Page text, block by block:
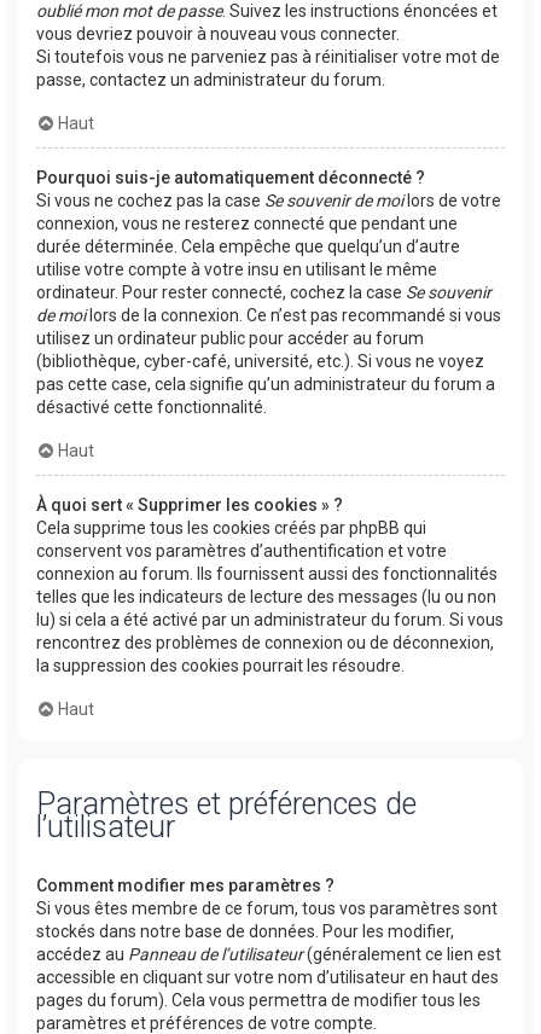
oublié mon mot de passe. Suivez les instructions énoncées et
vous devriez pouvoir à nouveau vous connecter.
Si toutefois vous ne parveniez pas à réinitialiser votre mot de
passe, contactez un administrateur du forum.
Haut
Pourquoi suis-je automatiquement déconnecté ?
Si vous ne cochez pas la case Se souvenir de moilors de votre
connexion, vous ne resterez connecté que pendant une
durée déterminée. Cela empêche que quelqu’un d’autre
utilise votre compte à votre insu en utilisant le même
ordinateur. Pour rester connecté, cochez la case Se souvenir
de moilors de la connexion. Ce n’est pas recommandé si vous
utilisez un ordinateur public pour accéder au forum
(bibliothèque, cyber-café, université, etc.). Si vous ne voyez
pas cette case, cela signifie qu’un administrateur du forum a
désactivé cette fonctionnalité.
Haut
À quoi sert « Supprimer les cookies » ?
Cela supprime tous les cookies créés par phpBB qui
conservent vos paramètres d’authentification et votre
connexion au forum. Ils fournissent aussi des fonctionnalités
telles que les indicateurs de lecture des messages (lu ou non
lu) si cela a été activé par un administrateur du forum. Si vous
rencontrez des problèmes de connexion ou de déconnexion,
la suppression des cookies pourrait les résoudre.
Haut
Paramètres et préférences de
l’utilisateur
Comment modifier mes paramètres ?
Si vous êtes membre de ce forum, tous vos paramètres sont
stockés dans notre base de données. Pour les modifier,
accédez au Panneau de l’utilisateur(généralement ce lien est
accessible en cliquant sur votre nom d’utilisateur en haut des
pages du forum). Cela vous permettra de modifier tous les
paramètres et préférences de votre compte.